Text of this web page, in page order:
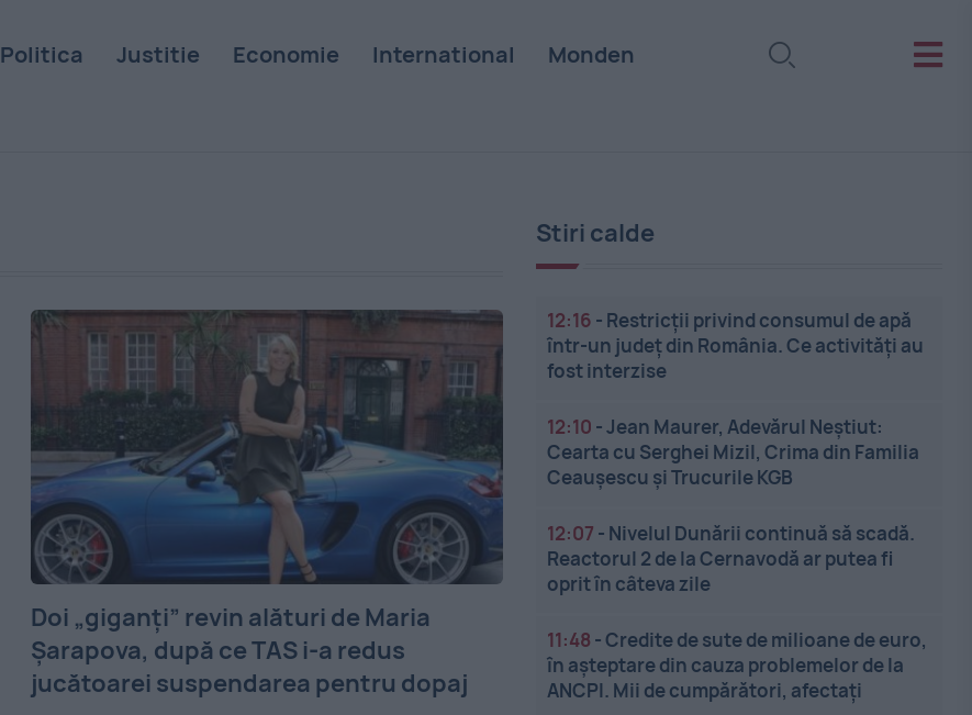
Politica Justitie Economie International Monden
Doi „giganți” revin alături de Maria
Șarapova, după ce TAS i-a redus
jucătoarei suspendarea pentru dopaj
Stiri calde
12:16 - Restricții privind consumul de apă
într-un județ din România. Ce activități au
fost interzise
12:10 -Jean Maurer, Adevărul Neștiut:
Cearta cu Serghei Mizil, Crima din Familia
Ceaușescu și Trucurile KGB
12:07 - Nivelul Dunării continuă să scadă.
Reactorul 2 de la Cernavodă ar putea fi
oprit în câteva zile
11:48 -Credite de sute de milioane de euro,
în așteptare din cauza problemelor de la
ANCPI. Mii de cumpărători, afectați